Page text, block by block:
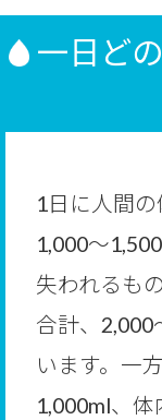
一日ど
1日に人間
1,000～
失われるも
合計、2,000
います。一
1,000ml、